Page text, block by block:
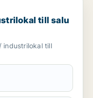
salu i Stockholms län
till salu
industrilokal till